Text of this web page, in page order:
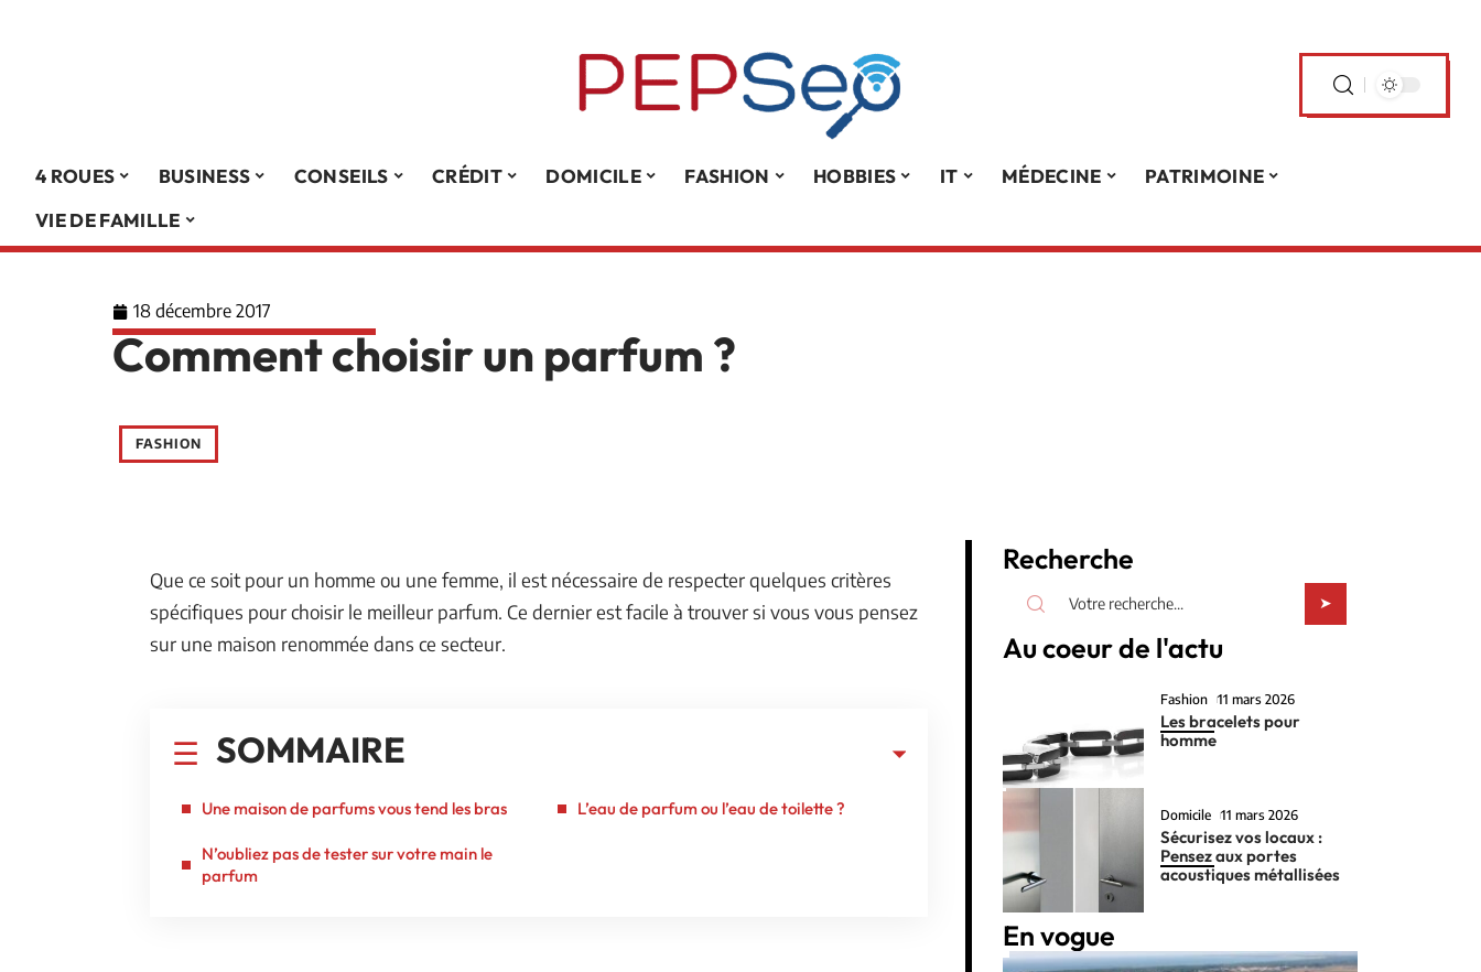
4 ROUES BUSINESS CONSEILS CRÉDIT DOMICILE FASHION HOBBIES IT MÉDECINE
PATRIMOINE
VIE DE FAMILLE
18 décembre 2017
Comment choisir un parfum ?
FASHION
Que ce soit pour un homme ou une femme, il est nécessaire de respecter quelques critères
spécifiques pour choisir le meilleur parfum. Ce dernier est facile à trouver si vous vous pensez
sur une maison renommée dans ce secteur.
SOMMAIRE
Une maison de parfums vous tend les bras
N’oubliez pas de tester sur votre main le
parfum
L’eau de parfum ou l’eau de toilette ?
Recherche
Au coeur de l'actu
Fashion 11 mars 2026
Les bracelets pour
homme
Domicile 11 mars 2026
Sécurisez vos locaux :
Pensez aux portes
acoustiques métallisées
En vogue